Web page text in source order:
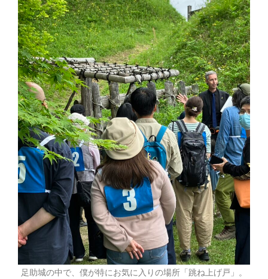
足助城の中で、僕が特にお気に入りの場所「跳ね上げ戸」。